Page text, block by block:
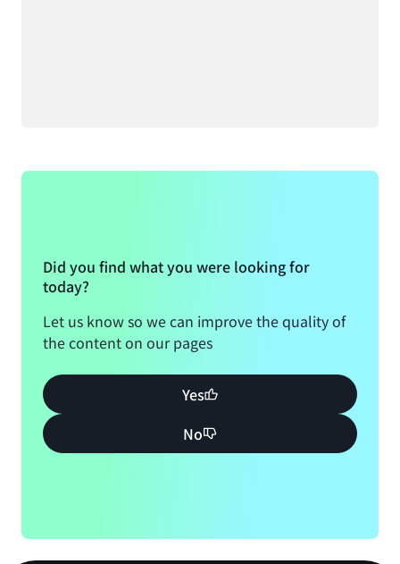
Did you find what you were looking for
today?
Let us know so we can improve the quality of
the content on our pages
Yes
No